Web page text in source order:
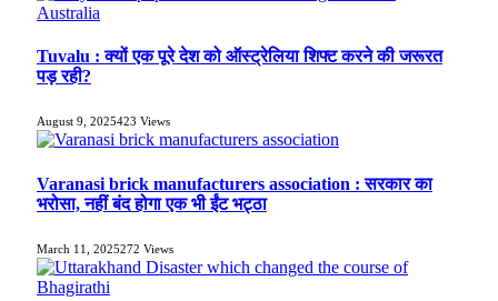
Tuvalu : क्यों एक पूरे देश को ऑस्ट्रेलिया शिफ्ट करने की जरूरत
पड़ रही?
August 9, 2025423 Views
Varanasi brick manufacturers association : सरकार का
भरोसा, नहीं बंद होगा एक भी ईंट भट्ठा
March 11, 2025272 Views